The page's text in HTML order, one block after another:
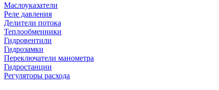
Маслоуказатели
Реле давления
Делители потока
Теплообменники
Гидровентили
Гидрозамки
Переключатели манометра
Гидростанции
Регуляторы расхода